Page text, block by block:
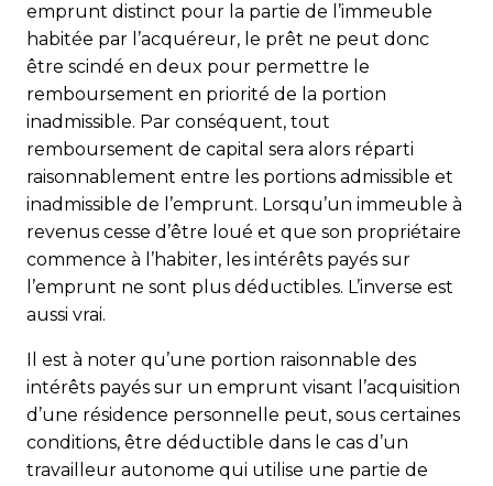
emprunt distinct pour la partie de l’immeuble
habitée par l’acquéreur, le prêt ne peut donc
être scindé en deux pour permettre le
remboursement en priorité de la portion
inadmissible. Par conséquent, tout
remboursement de capital sera alors réparti
raisonnablement entre les portions admissible et
inadmissible de l’emprunt. Lorsqu’un immeuble à
revenus cesse d’être loué et que son propriétaire
commence à l’habiter, les intérêts payés sur
l’emprunt ne sont plus déductibles. L’inverse est
aussi vrai.
Il est à noter qu’une portion raisonnable des
intérêts payés sur un emprunt visant l’acquisition
d’une résidence personnelle peut, sous certaines
conditions, être déductible dans le cas d’un
travailleur autonome qui utilise une partie de